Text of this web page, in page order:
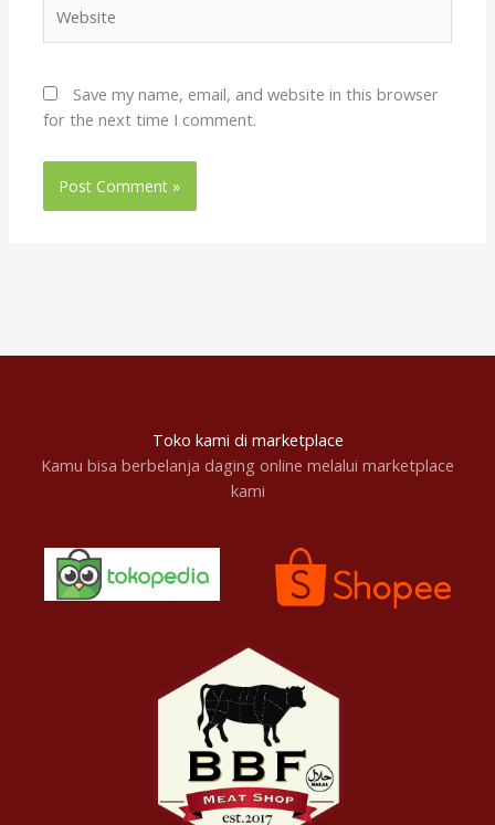
Save my name, email, and website in this browser
for the next time I comment.
Toko kami di marketplace
Kamu bisa berbelanja daging online melalui marketplace
kami